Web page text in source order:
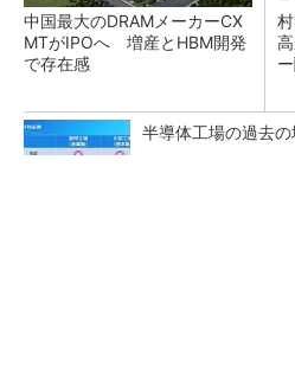
中国最大のDRAMメーカーCX
MTがIPOへ 増産とHBM開発
で存在感
半導体工場の過去